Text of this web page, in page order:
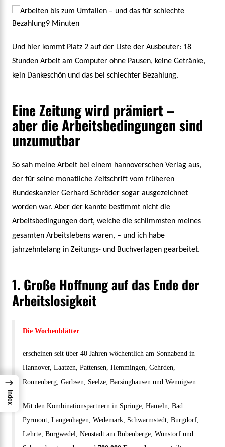
Und hier kommt Platz 2 auf der Liste der Ausbeuter: 18
Stunden Arbeit am Computer ohne Pausen, keine Getränke,
kein Dankeschön und das bei schlechter Bezahlung.
Eine Zeitung wird prämiert –
aber die Arbeitsbedingungen sind
unzumutbar
So sah meine Arbeit bei einem hannoverschen Verlag aus,
der für seine monatliche Zeitschrift vom früheren
Bundeskanzler Gerhard Schrödersogar ausgezeichnet
worden war. Aber der kannte bestimmt nicht die
Arbeitsbedingungen dort, welche die schlimmsten meines
gesamten Arbeitslebens waren, – und ich habe
jahrzehntelang in Zeitungs- und Buchverlagen gearbeitet.
1. Große Hoffnung auf das Ende der
Arbeitslosigkeit
Die Wochenblätter
erscheinen seit über 40 Jahren wöchentlich am Sonnabend in
Hannover, Laatzen, Pattensen, Hemmingen, Gehrden,
Ronnenberg, Garbsen, Seelze, Barsinghausen und Wennigsen.
Mit den Kombinationspartnern in Springe, Hameln, Bad
Pyrmont, Langenhagen, Wedemark, Schwarmstedt, Burgdorf,
Lehrte, Burgwedel, Neustadt am Rübenberge, Wunstorf und
→
Index